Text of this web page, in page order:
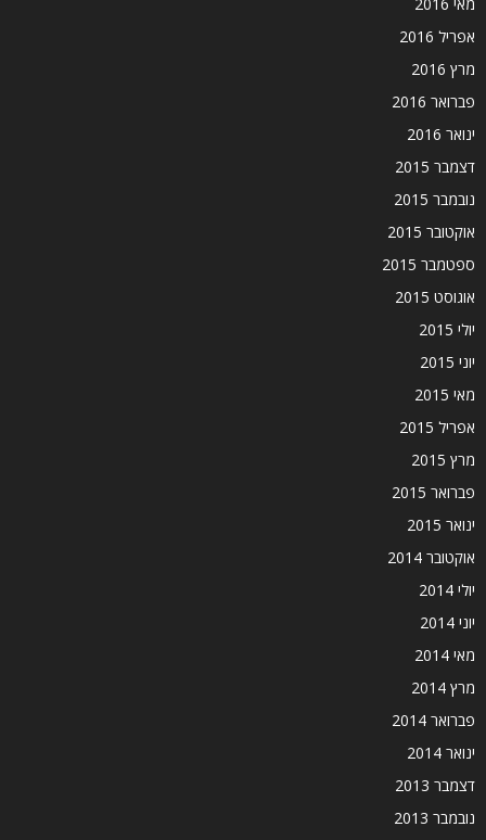
אפריל 2016
מרץ 2016
פברואר 2016
ינואר 2016
דצמבר 2015
נובמבר 2015
אוקטובר 2015
ספטמבר 2015
אוגוסט 2015
יולי 2015
יוני 2015
מאי 2015
אפריל 2015
מרץ 2015
פברואר 2015
ינואר 2015
אוקטובר 2014
יולי 2014
יוני 2014
מאי 2014
מרץ 2014
פברואר 2014
ינואר 2014
דצמבר 2013
נובמבר 2013